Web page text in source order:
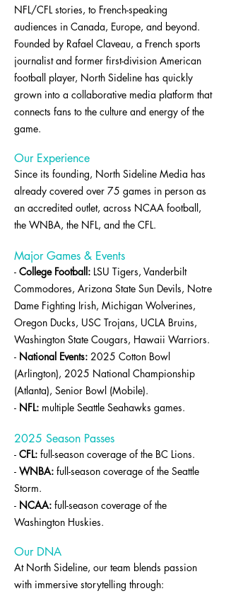
NFL/CFL stories, to French-speaking
audiences in Canada, Europe, and beyond.
Founded by Rafael Claveau, a French sports
journalist and former first-division American
football player, North Sideline has quickly
grown into a collaborative media platform that
connects fans to the culture and energy of the
game.
Our Experience
Since its founding, North Sideline Media has
already covered over 75 games in person as
an accredited outlet, across NCAA football,
the WNBA, the NFL, and the CFL.
Major Games & Events
- College Football: LSU Tigers, Vanderbilt
Commodores, Arizona State Sun Devils, Notre
Dame Fighting Irish, Michigan Wolverines,
Oregon Ducks, USC Trojans, UCLA Bruins,
Washington State Cougars, Hawaii Warriors.
- National Events: 2025 Cotton Bowl
(Arlington), 2025 National Championship
(Atlanta), Senior Bowl (Mobile).
- NFL: multiple Seattle Seahawks games.
2025 Season Passes
- CFL: full-season coverage of the BC Lions.
- WNBA: full-season coverage of the Seattle
Storm.
- NCAA: full-season coverage of the
Washington Huskies.
Our DNA
At North Sideline, our team blends passion
with immersive storytelling through: